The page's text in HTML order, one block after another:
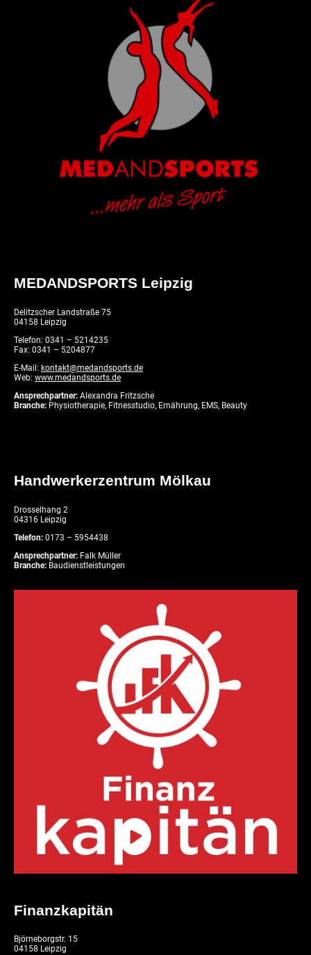
MEDANDSPORTS Leipzig
Delitzscher Landstraße 75
04158 Leipzig
Telefon: 0341 – 5214235
Fax: 0341 – 5204877
E-Mail: kontakt@medandsports.de
Web: www.medandsports.de
Ansprechpartner: Alexandra Fritzsche
Branche: Physiotherapie, Fitnesstudio, Ernährung, EMS, Beauty
Handwerkerzentrum Mölkau
Drosselhang 2
04316 Leipzig
Telefon: 0173 – 5954438
Ansprechpartner: Falk Müller
Branche: Baudienstleistungen
Finanzkapitän
Björneborgstr. 15
04158 Leipzig